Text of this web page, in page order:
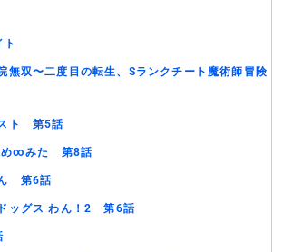
無双〜二度目の転生、Sランクチート魔術師冒険
ト 第5話
め∞みた 第8話
第6話
ッグス わん！2 第6話